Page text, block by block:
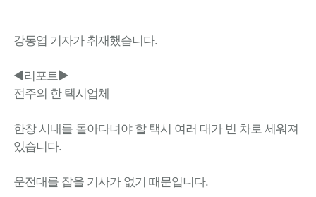
강동엽 기자가 취재했습니다.
◀리포트▶
전주의 한 택시업체
한창 시내를 돌아다녀야 할 택시 여러 대가 빈 차로 세워져
있습니다.
운전대를 잡을 기사가 없기 때문입니다.